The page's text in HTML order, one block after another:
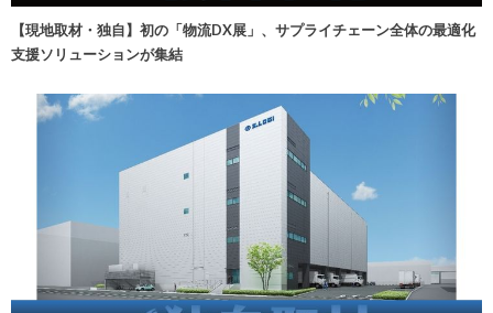
【現地取材・独自】初の「物流DX展」、サプライチェーン全体の最適化
支援ソリューションが集結